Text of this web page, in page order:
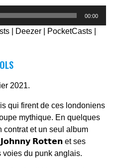
00:00
Deezer PocketCasts
2021.
qui firent de ces londoniens
mythique. En quelques
contrat et un seul album
𝗝𝗼𝗵𝗻𝗻𝘆 𝗥𝗼𝘁𝘁𝗲𝗻 et ses
voies du punk anglais.